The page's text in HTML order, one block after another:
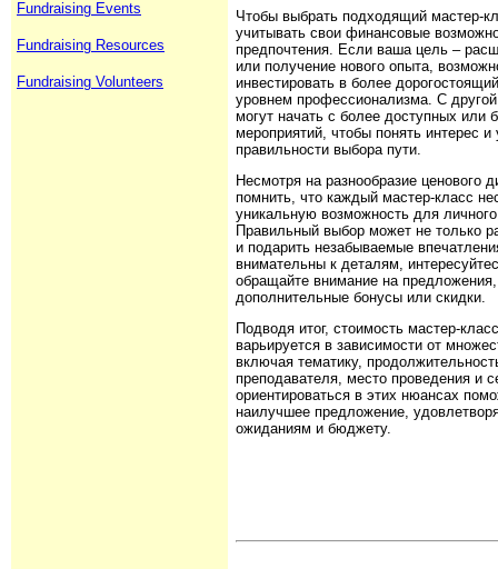
Fundraising Events
Fundraising Resources
Fundraising Volunteers
Чтобы выбрать подходящий мастер-
учитывать свои финансовые
предпочтения. Если ваша цель –
или получение нового опыта,
инвестировать в более
уровнем профессионализма. С
могут начать с более доступных или
мероприятий, чтобы понять интерес и
правильности выбора пути.
Несмотря на разнообразие ценового
помнить, что каждый мастер-класс
уникальную возможность для
Правильный выбор может не только
и подарить незабываемые
внимательны к деталям,
обращайте внимание на
дополнительные бонусы или скидки.
Подводя итог, стоимость мастер-
варьируется в зависимости от
включая тематику,
преподавателя, место проведения и
ориентироваться в этих нюансах
наилучшее предложение,
ожиданиям и бюджету.